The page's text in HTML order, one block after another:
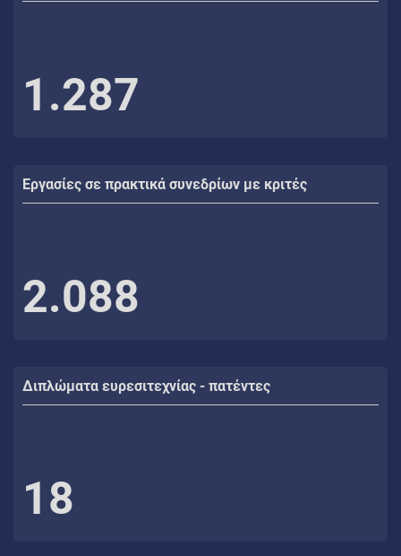
1.287
Εργασίες σε πρακτικά συνεδρίων με κριτές
2.088
Διπλώματα ευρεσιτεχνίας - πατέντες
18